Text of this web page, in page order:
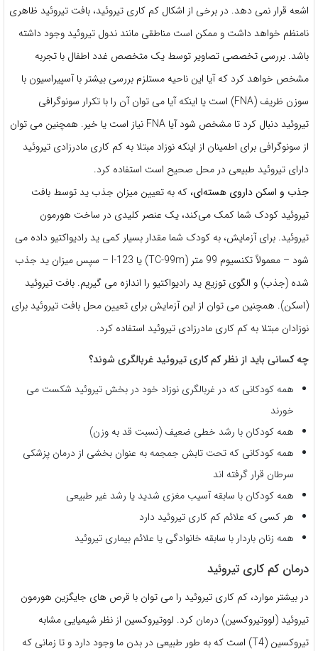
اشعه قرار نمی دهد. در برخی از اشکال کم کاری تیروئید، بافت تیروئید ظاهری
نامنظم خواهد داشت و ممکن است مناطقی مانند ندول تیروئید وجود داشته
باشد. بررسی تخصصی تصاویر توسط یک متخصص غدد اطفال با تجربه
مشخص خواهد کرد که آیا این ناحیه مستلزم بررسی بیشتر با آسپیراسیون با
سوزن ظریف (FNA) است یا اینکه آیا می توان آن را با تکرار سونوگرافی
تیروئید دنبال کرد تا مشخص شود آیا FNA نیاز است یا خیر. همچنین می توان
از سونوگرافی برای اطمینان از اینکه نوزاد مبتلا به کم کاری مادرزادی تیروئید
دارای تیروئید طبیعی در محل صحیح است استفاده کرد.
جذب و اسکن داروی هسته‌ای،که به تعیین میزان جذب ید توسط بافت
تیروئید کودک شما کمک می‌کند، یک عنصر کلیدی در ساخت هورمون
تیروئید. برای آزمایش، به کودک شما مقدار بسیار کمی ید رادیواکتیو داده می
شود – معمولاً تکنسیوم 99 متر (TC-99m) یا I-123 – سپس میزان ید جذب
شده (جذب) و الگوی توزیع ید رادیواکتیو را اندازه می گیریم. بافت تیروئید
(اسکن). همچنین می توان از این آزمایش برای تعیین محل بافت تیروئید برای
نوزادان مبتلا به کم کاری مادرزادی تیروئید استفاده کرد.
چه کسانی باید از نظر کم کاری تیروئید غربالگری شوند؟
همه کودکانی که در غربالگری نوزاد خود در بخش تیروئید شکست می
خورند
همه کودکان با رشد خطی ضعیف (نسبت قد به وزن)
همه کودکانی که تحت تابش جمجمه به عنوان بخشی از درمان پزشکی
سرطان قرار گرفته اند
همه کودکان با سابقه آسیب مغزی شدید یا رشد غیر طبیعی
هر کسی که علائم کم کاری تیروئید دارد
همه زنان باردار با سابقه خانوادگی یا علائم بیماری تیروئید
درمان کم کاری تیروئید
در بیشتر موارد، کم کاری تیروئید را می توان با قرص های جایگزین هورمون
تیروئید (لووتیروکسین) درمان کرد. لووتیروکسین از نظر شیمیایی مشابه
تیروکسین (T4) است که به طور طبیعی در بدن ما وجود دارد و تا زمانی که